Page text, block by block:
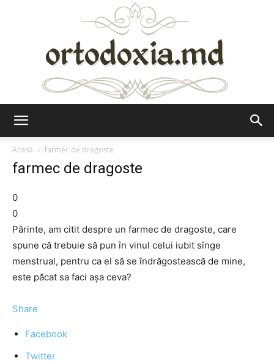
Acasă
farmec de dragoste
farmec de dragoste
0
0
Părinte, am citit despre un farmec de dragoste, care
spune că trebuie să pun în vinul celui iubit sînge
menstrual, pentru ca el să se îndrăgostească de mine,
este păcat sa faci așa ceva?
Share
Facebook
Twitter